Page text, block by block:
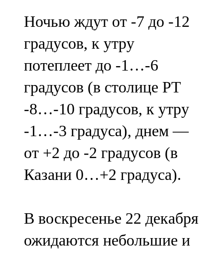
Ночью ждут от -7 до -12
градусов, к утру
потеплеет до -1…-6
градусов (в столице РТ
-8…-10 градусов, к утру
-1…-3 градуса), днем —
от +2 до -2 градусов (в
Казани 0…+2 градуса).
В воскресенье 22 декабря
ожидаются небольшие и